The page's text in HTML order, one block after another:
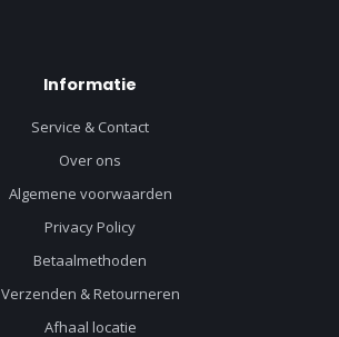
Informatie
Service & Contact
Over ons
Algemene voorwaarden
Privacy Policy
Betaalmethoden
Verzenden & Retourneren
Afhaal locatie